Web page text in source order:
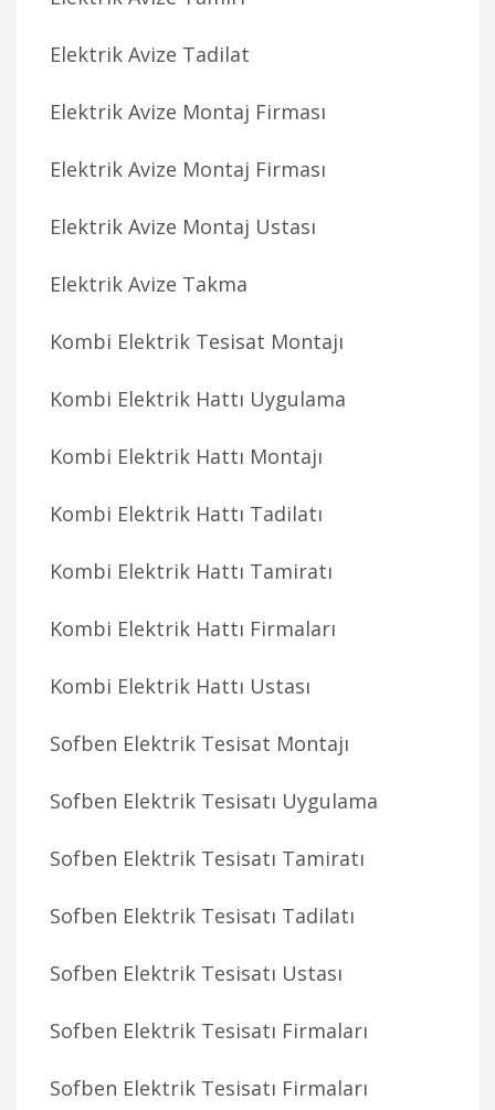
Elektrik Avize Tadilat
Elektrik Avize Montaj Firması
Elektrik Avize Montaj Firması
Elektrik Avize Montaj Ustası
Elektrik Avize Takma
Kombi Elektrik Tesisat Montajı
Kombi Elektrik Hattı Uygulama
Kombi Elektrik Hattı Montajı
Kombi Elektrik Hattı Tadilatı
Kombi Elektrik Hattı Tamiratı
Kombi Elektrik Hattı Firmaları
Kombi Elektrik Hattı Ustası
Sofben Elektrik Tesisat Montajı
Sofben Elektrik Tesisatı Uygulama
Sofben Elektrik Tesisatı Tamiratı
Sofben Elektrik Tesisatı Tadilatı
Sofben Elektrik Tesisatı Ustası
Sofben Elektrik Tesisatı Firmaları
Sofben Elektrik Tesisatı Firmaları